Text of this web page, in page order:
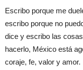
Escribo porque me
escribo porque no
dice y escribo las
hacerlo, México está
coraje, fe, valor y amor.